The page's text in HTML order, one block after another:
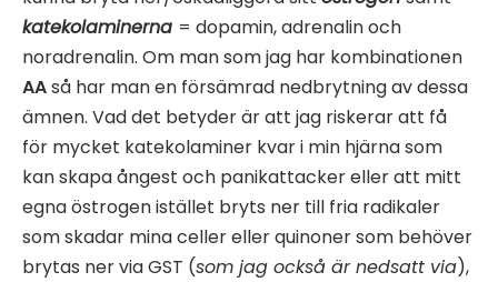
katekolaminerna = dopamin, adrenalin och
noradrenalin. Om man som jag har kombinationen
AAså har man en försämrad nedbrytning av dessa
ämnen. Vad det betyder är att jag riskerar att få
för mycket katekolaminer kvar i min hjärna som
kan skapa ångest och panikattacker eller att mitt
egna östrogen istället bryts ner till fria radikaler
som skadar mina celler eller quinoner som behöver
brytas ner via GST (som jag också är nedsatt via),